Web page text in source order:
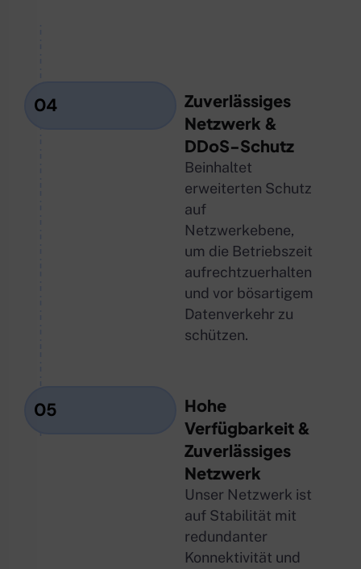
04
Zuverlässiges
Netzwerk &
DDoS-Schutz
Beinhaltet
erweiterten Schutz
auf
Netzwerkebene,
um die Betriebszeit
aufrechtzuerhalten
und vor bösartigem
Datenverkehr zu
schützen.
05
Hohe
Verfügbarkeit &
Zuverlässiges
Netzwerk
Unser Netzwerk ist
auf Stabilität mit
redundanter
Konnektivität und